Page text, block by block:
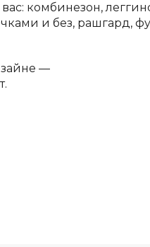
—
комбинезон,
и без, рашгард,